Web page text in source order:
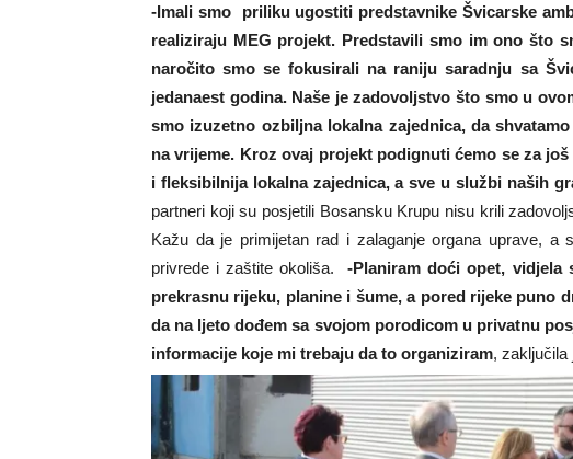
-Imali smo priliku ugostiti predstavnike Švicarske
realiziraju MEG projekt. Predstavili smo im ono što
naročito smo se fokusirali na raniju saradnju sa
jedanaest godina. Naše je zadovoljstvo što smo u
smo izuzetno ozbiljna lokalna zajednica, da
na vrijeme. Kroz ovaj projekt podignuti ćemo se za
i fleksibilnija lokalna zajednica, a sve u službi naših
partneri koji su posjetili Bosansku Krupu nisu krili
Kažu da je primijetan rad i zalaganje organa uprave,
privrede i zaštite okoliša.-Planiram doći opet, vidjela
prekrasnu rijeku, planine i šume, a pored rijeke puno
da na ljeto dođem sa svojom porodicom u privatnu
informacije koje mi trebaju da to organiziram, zaključila